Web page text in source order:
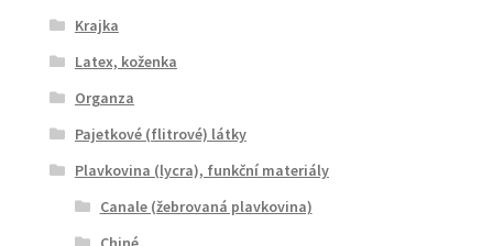
Krajka
Latex, koženka
Organza
Pajetkové (flitrové) látky
Plavkovina (lycra), funkční materiály
Canale (žebrovaná plavkovina)